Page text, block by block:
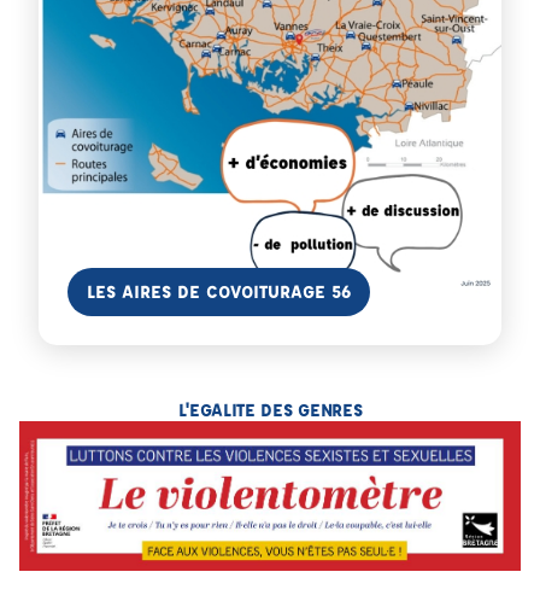
En savoir plus
LES AIRES DE COVOITURAGE 56
L'EGALITE DES GENRES